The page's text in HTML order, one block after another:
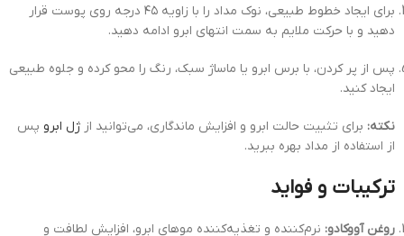
برای ایجاد خطوط طبیعی، نوک مداد را با زاویه ۴۵ درجه روی پوست قرار
دهید و با حرکت ملایم به سمت انتهای ابرو ادامه دهید.
پس از پر کردن، با برس ابرو یا ماساژ سبک، رنگ را محو کرده و جلوه طبیعی
ایجاد کنید.
نکته: برای تثبیت حالت ابرو و افزایش ماندگاری، می‌توانید از ژل ابرو پس
از استفاده از مداد بهره ببرید.
ترکیبات و فواید
روغن آووکادو: نرم‌کننده و تغذیه‌کننده موهای ابرو، افزایش لطافت و